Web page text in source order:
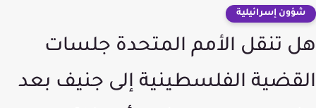
شؤون إسرائيلية
هل تنقل الأمم المتحدة جلسات
القضية الفلسطينية إلى جنيف بعد